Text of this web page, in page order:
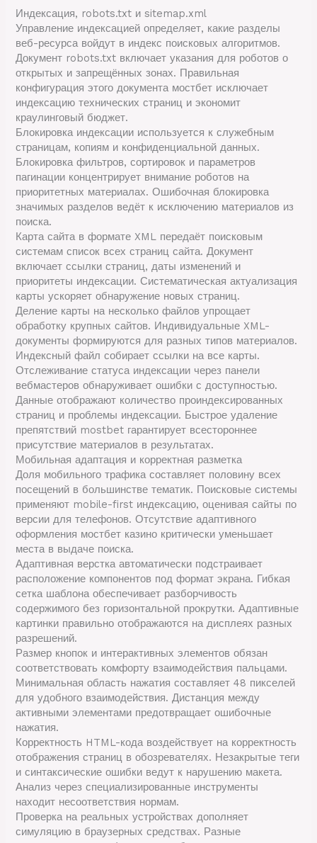
Индексация, robots.txt и sitemap.xml
Управление индексацией определяет, какие разделы
веб-ресурса войдут в индекс поисковых алгоритмов.
Документ robots.txt включает указания для роботов о
открытых и запрещённых зонах. Правильная
конфигурация этого документа мостбет исключает
индексацию технических страниц и экономит
краулинговый бюджет.
Блокировка индексации используется к служебным
страницам, копиям и конфиденциальной данных.
Блокировка фильтров, сортировок и параметров
пагинации концентрирует внимание роботов на
приоритетных материалах. Ошибочная блокировка
значимых разделов ведёт к исключению материалов из
поиска.
Карта сайта в формате XML передаёт поисковым
системам список всех страниц сайта. Документ
включает ссылки страниц, даты изменений и
приоритеты индексации. Систематическая актуализация
карты ускоряет обнаружение новых страниц.
Деление карты на несколько файлов упрощает
обработку крупных сайтов. Индивидуальные XML-
документы формируются для разных типов материалов.
Индексный файл собирает ссылки на все карты.
Отслеживание статуса индексации через панели
вебмастеров обнаруживает ошибки с доступностью.
Данные отображают количество проиндексированных
страниц и проблемы индексации. Быстрое удаление
препятствий mostbet гарантирует всестороннее
присутствие материалов в результатах.
Мобильная адаптация и корректная разметка
Доля мобильного трафика составляет половину всех
посещений в большинстве тематик. Поисковые системы
применяют mobile-first индексацию, оценивая сайты по
версии для телефонов. Отсутствие адаптивного
оформления мостбет казино критически уменьшает
места в выдаче поиска.
Адаптивная верстка автоматически подстраивает
расположение компонентов под формат экрана. Гибкая
сетка шаблона обеспечивает разборчивость
содержимого без горизонтальной прокрутки. Адаптивные
картинки правильно отображаются на дисплеях разных
разрешений.
Размер кнопок и интерактивных элементов обязан
соответствовать комфорту взаимодействия пальцами.
Минимальная область нажатия составляет 48 пикселей
для удобного взаимодействия. Дистанция между
активными элементами предотвращает ошибочные
нажатия.
Корректность HTML-кода воздействует на корректность
отображения страниц в обозревателях. Незакрытые теги
и синтаксические ошибки ведут к нарушению макета.
Анализ через специализированные инструменты
находит несоответствия нормам.
Проверка на реальных устройствах дополняет
симуляцию в браузерных средствах. Разные